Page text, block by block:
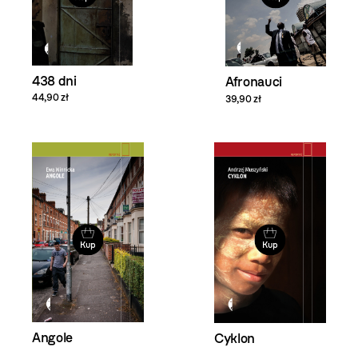
438 dni
44,90 zł
Afronauci
39,90 zł
Kup
Angole
Kup
Cyklon